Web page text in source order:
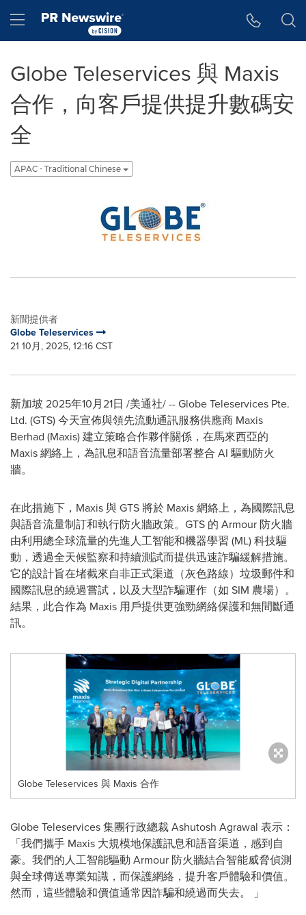
Hamburger menu
Globe Teleservices 與 Maxis
合作，向客戶提供提升數碼安
全
APAC - Traditional Chinese
新聞提供者
Globe Teleservices
21 10月, 2025, 12:16 CST
新加坡 2025年10月21日 /美通社/ -- Globe Teleservices Pte.
Ltd. (GTS) 今天宣佈與領先流動通訊服務供應商 Maxis
Berhad (Maxis) 建立策略合作夥伴關係，在馬來西亞的
Maxis 網絡上，為訊息和語音流量部署整合 AI 驅動防火
牆。
在此措施下，Maxis 與 GTS 將於 Maxis 網絡上，為國際訊息
與語音流量制訂和執行防火牆政策。GTS 的 Armour 防火牆
由利用總全球流量的先進人工智能和機器學習 (ML) 科技驅
動，透過全天候監察和持續測試而提供迅速詐騙緩解措施。
它的設計旨在堵截來自非正式渠道（灰色路線）垃圾郵件和
國際訊息的繞過嘗試，以及大型詐騙運作（如 SIM 農場）。
結果，此合作為 Maxis 用戶提供更強勁網絡保護和無間斷通
訊。
Globe Teleservices 與 Maxis 合作
Globe Teleservices 集團行政總裁 Ashutosh Agrawal 表示：
「我們攜手 Maxis 大規模地保護訊息和語音渠道，感到自
豪。我們的人工智能驅動 Armour 防火牆結合智能威脅偵測
與全球傳送專業知識，而保護網絡，提升客戶體驗和價值。
然而，這些體驗和價值通常因詐騙和繞過而失去。 」